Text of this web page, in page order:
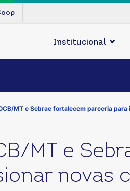
Institucional
MT e Sebrae fortalecem parceria
MT e
novas